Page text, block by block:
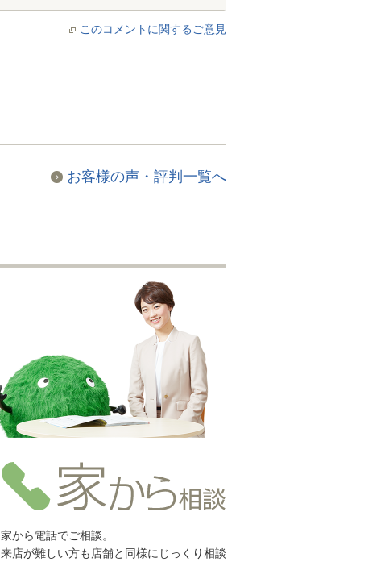
このコメントに関するご意見
お客様の声・評判一覧へ
家から電話でご相談。
来店が難しい方も店舗と同様にじっくり相談